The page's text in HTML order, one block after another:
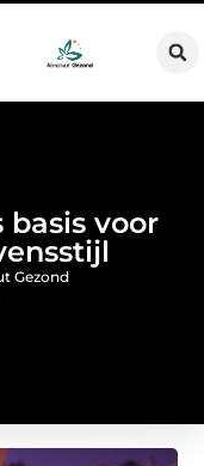
een Stanno voetbal
basis voor
Gezond